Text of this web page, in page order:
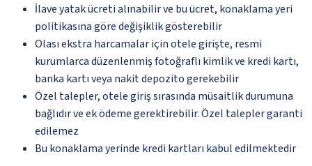
İlave yatak ücreti alınabilir ve bu ücret, konaklama yeri
politikasına göre değişiklik gösterebilir
Olası ekstra harcamalar için otele girişte, resmi
kurumlarca düzenlenmiş fotoğraflı kimlik ve kredi kartı,
banka kartı veya nakit depozito gerekebilir
Özel talepler, otele giriş sırasında müsaitlik durumuna
bağlıdır ve ek ödeme gerektirebilir. Özel talepler garanti
edilemez
Bu konaklama yerinde kredi kartları kabul edilmektedir